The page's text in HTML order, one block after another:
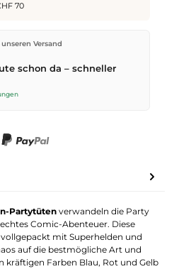
E-Mail-Adresse
70
Lager in Kriens. Ab
Bestellungen bis
versendet – Zustellung am
Schweizerischen Post.
Versand
schon da – schneller
Partytüten verwandeln die Party
Comic-Abenteuer. Diese
mit Superhelden und
auf die bestmögliche Art und
kräftigen Farben Blau, Rot und Gelb